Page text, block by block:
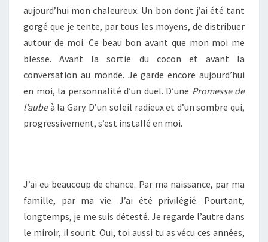
aujourd’hui mon chaleureux. Un bon dont j’ai été tant
gorgé que je tente, par tous les moyens, de distribuer
autour de moi. Ce beau bon avant que mon moi me
blesse. Avant la sortie du cocon et avant la
conversation au monde. Je garde encore aujourd’hui
en moi, la personnalité d’un duel. D’une Promesse de
l’aubeà la Gary. D’un soleil radieux et d’un sombre qui,
progressivement, s’est installé en moi.
J’ai eu beaucoup de chance. Par ma naissance, par ma
famille, par ma vie. J’ai été privilégié. Pourtant,
longtemps, je me suis détesté. Je regarde l’autre dans
le miroir, il sourit. Oui, toi aussi tu as vécu ces années,